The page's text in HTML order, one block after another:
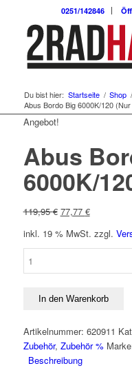
0251/142846
Du bist hier: Startseite / Shop /
Abus Bordo Big 6000K/120
Angebot!
Abus
6000K/
119,95€ Ursprünglicher
war:
77,77 €Aktueller
ist:
inkl. 19 % MwSt. zzgl.
6000K/120
Online)
Menge
In den Warenkorb
Artikelnummer: 620911
Zubehör, Zubehör %
Beschreibung